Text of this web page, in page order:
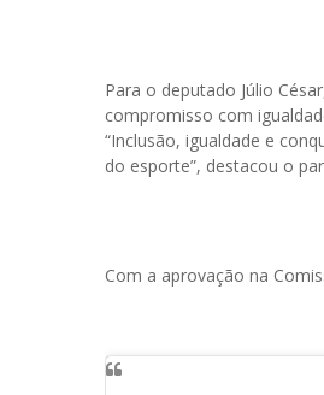
Para o deputado Júlio
compromisso com
“Inclusão, igualdade e
do esporte”, destacou o
Com a aprovação na